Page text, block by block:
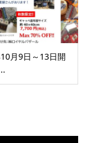
10月9日～13日開